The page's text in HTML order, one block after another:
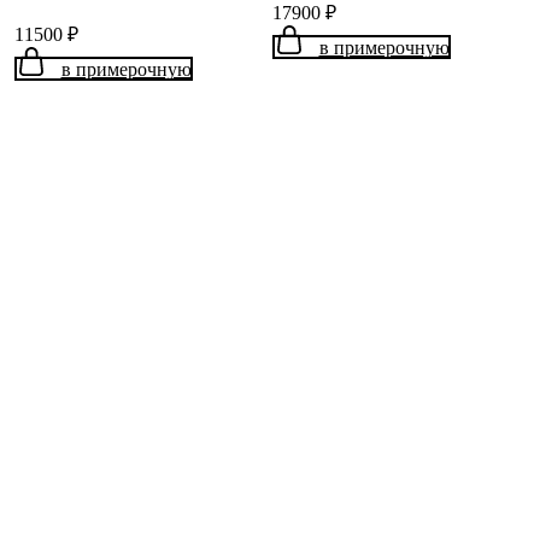
11500 ₽
в примерочную
17900 ₽
в примерочную